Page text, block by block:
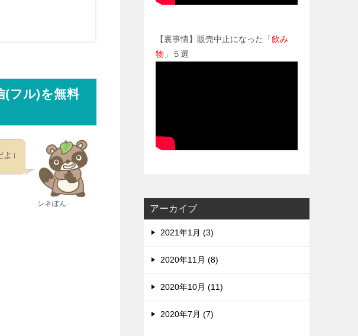
(フル)を無料
シネぽん
よ↓
【裏事情】販売中止になった「 飲み
物 」５選
アーカイブ
2021年1月 (3)
2020年11月 (8)
2020年10月 (11)
2020年7月 (7)